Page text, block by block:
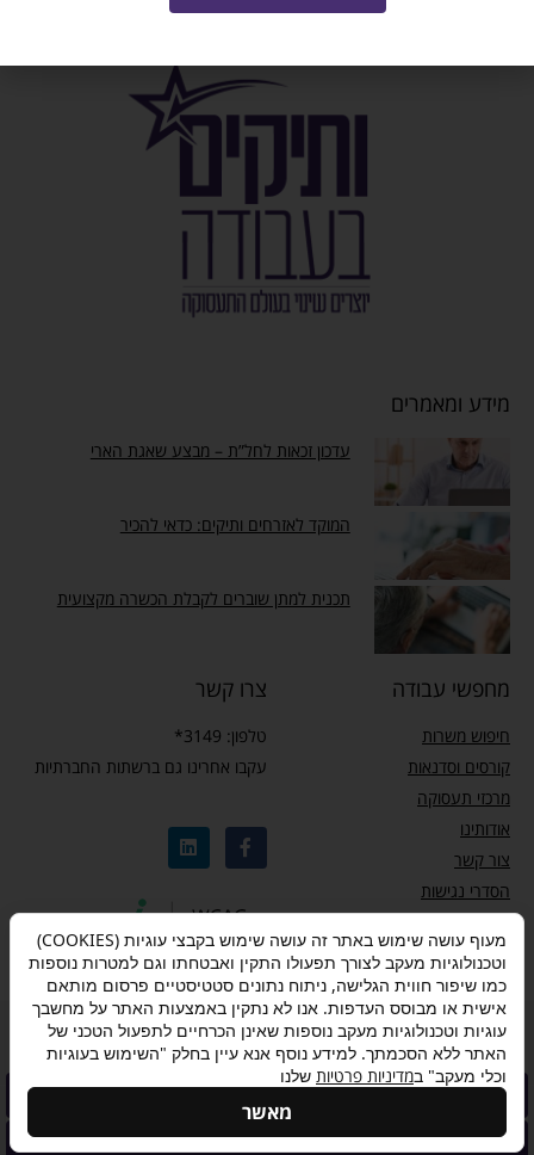
מידע ומאמרים
עדכון זכאות לחל”ת – מבצע שאגת הארי
המוקד לאזרחים ותיקים: כדאי להכיר
תכנית למתן שוברים לקבלת הכשרה מקצועית
מחפשי עבודה
חיפוש משרות
קורסים וסדנאות
מרכזי תעסוקה
אודותינו
צור קשר
הסדרי נגישות
מדיניות פרטיות
צרו קשר
טלפון: 3149*
עקבו אחרינו גם ברשתות החברתיות
מדיניות פרטיות–תנאי שימוש–אישור הצטרפות לתוכנית “ותיקים בעבודה”
להצטרפות לתוכנית לחצו
להשארת פנייה לחצו
מעוף עושה שימוש באתר זה עושה שימוש בקבצי עוגיות (COOKIES)
וטכנולוגיות מעקב לצורך תפעולו התקין ואבטחתו וגם למטרות נוספות
כמו שיפור חווית הגלישה, ניתוח נתונים סטטיסטיים פרסום מותאם
אישית או מבוסס העדפות. אנו לא נתקין באמצעות האתר על מחשבך
עוגיות וטכנולוגיות מעקב נוספות שאינן הכרחיים לתפעול הטכני של
האתר ללא הסכמתך. למידע נוסף אנא עיין בחלק "השימוש בעוגיות
וכלי מעקב" במדיניות פרטיות שלנו
מאשר